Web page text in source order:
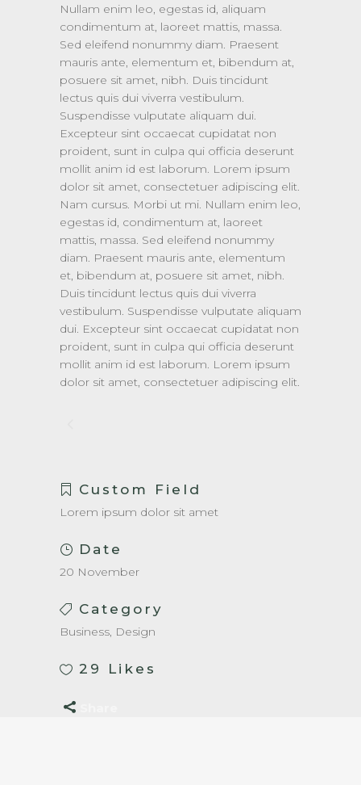
Nullam enim leo, egestas id, aliquam
condimentum at, laoreet mattis, massa.
Sed eleifend nonummy diam. Praesent
mauris ante, elementum et, bibendum at,
posuere sit amet, nibh. Duis tincidunt
lectus quis dui viverra vestibulum.
Suspendisse vulputate aliquam dui.
Excepteur sint occaecat cupidatat non
proident, sunt in culpa qui officia deserunt
mollit anim id est laborum. Lorem ipsum
dolor sit amet, consectetuer adipiscing elit.
Nam cursus. Morbi ut mi. Nullam enim leo,
egestas id, condimentum at, laoreet
mattis, massa. Sed eleifend nonummy
diam. Praesent mauris ante, elementum
et, bibendum at, posuere sit amet, nibh.
Duis tincidunt lectus quis dui viverra
vestibulum. Suspendisse vulputate aliquam
dui. Excepteur sint occaecat cupidatat non
proident, sunt in culpa qui officia deserunt
mollit anim id est laborum. Lorem ipsum
dolor sit amet, consectetuer adipiscing elit.
Custom Field
Lorem ipsum dolor sit amet
Date
20 November
Category
Business, Design
29 Likes